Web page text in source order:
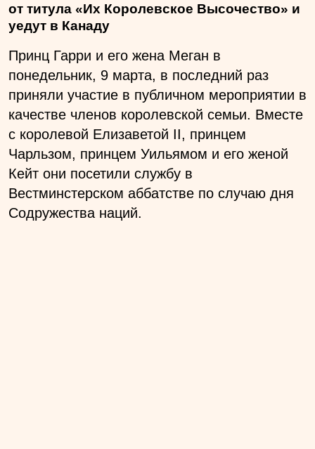
от титула «Их Королевское Высочество» и
уедут в Канаду
Принц Гарри и его жена Меган в
понедельник, 9 марта, в последний раз
приняли участие в публичном мероприятии в
качестве членов королевской семьи. Вместе
с королевой Елизаветой II, принцем
Чарльзом, принцем Уильямом и его женой
Кейт они посетили службу в
Вестминстерском аббатстве по случаю дня
Содружества наций.